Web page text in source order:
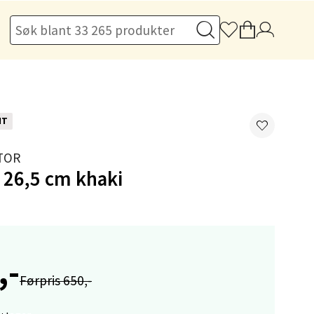
26,5 cm khaki
Førpris 650,-